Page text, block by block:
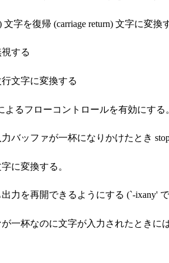
文字を復帰 (carriage return) 文字に変換
する
文字に変換する
よるフローコントロールを有効にする
バッファが一杯になりかけたとき
に変換する。
力を再開できるようにする (`-ixany'
一杯なのに文字が入力されたときに